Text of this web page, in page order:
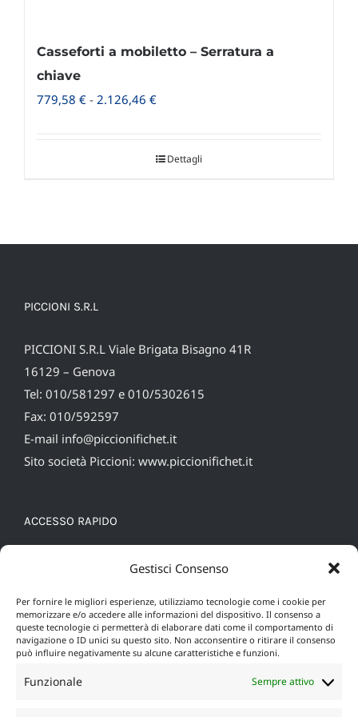
Gestisci Consenso
Per fornire le migliori esperienze, utilizziamo tecnologie come i cookie per
memorizzare e/o accedere alle informazioni del dispositivo. Il consenso a
queste tecnologie ci permetterà di elaborare dati come il comportamento di
navigazione o ID unici su questo sito. Non acconsentire o ritirare il consenso
può influire negativamente su alcune caratteristiche e funzioni.
Funzionale Sempre attivo
Casseforti a mobiletto – Serratura a
chiave
779,58 € - 2.126,46 €
daDettagli
PICCIONI S.R.L
PICCIONI S.R.L Viale Brigata Bisagno 41R
16129 – Genova
Tel: 010/581297 e 010/5302615
Fax: 010/592597
E-mail info@piccionifichet.it
Sito società Piccioni: www.piccionifichet.it
ACCESSO RAPIDO
Cookie Policy (UE)
Privacy policy